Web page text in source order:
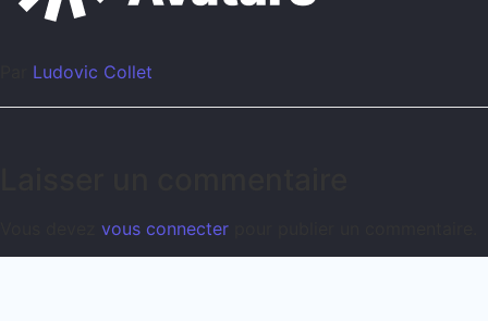
Ludovic Collet
vous connecter